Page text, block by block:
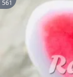
561